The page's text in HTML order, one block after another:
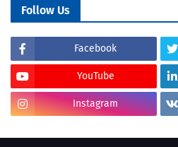
Follow Us
Facebook
YouTube
Instagram